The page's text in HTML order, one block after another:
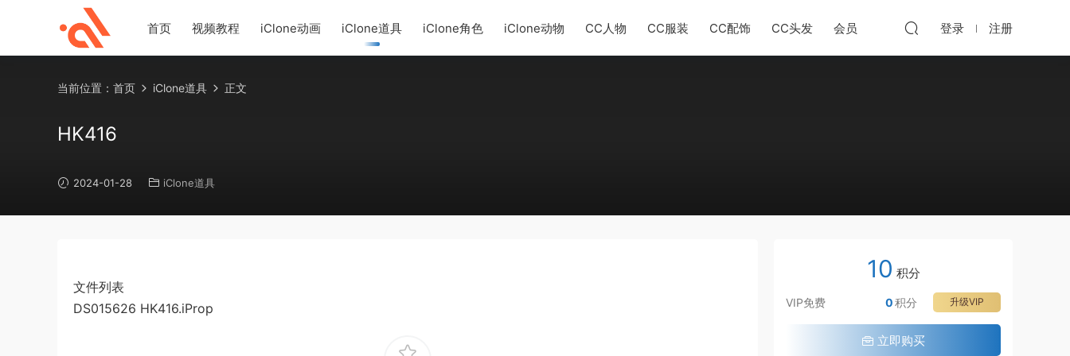
首页 视频教程 iClone动画 iClone道具 iClone角色 iClone动物 CC人物 CC服装 CC配饰 CC头发 会员 登录 注册
当前位置： 首页 iClone道具 正文
HK416
2024-01-28 iClone道具
文件列表
DS015626 HK416.iProp
10 积分
VIP免费 升级VIP
0积分
立即购买